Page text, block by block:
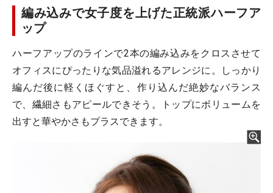
編み込みで女子度を上げた正統派ハーフア
ップ
ハーフアップのラインで2本の編み込みをクロスさせて
オフィスにぴったりな気品溢れるアレンジに。しっかり
編んだ後に軽くほぐすと、作り込んだ絶妙なバランス
で、繊細さもアピールできそう。トップにボリュームを
出すと華やかさもプラスできます。